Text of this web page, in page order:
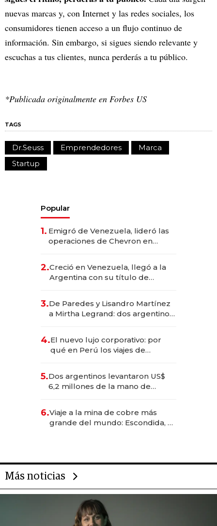
nuevas marcas y, con Internet y las redes sociales, los
consumidores tienen acceso a un flujo continuo de
información. Sin embargo, si sigues siendo relevante y
escuchas a tus clientes, nunca perderás a tu público.
*Publicada originalmente en Forbes US
TAGS
Dr.Seuss Emprendedores
Marca
Startup
Popular
1. Emigró de Venezuela, lideró las
operaciones de Chevron en
2.Creció en Venezuela, llegó a la
Argentina con su título de
las marcas "fast premium"
3.De Paredes y Lisandro Martínez
a Mirtha Legrand: dos argentinos
4.El nuevo lujo corporativo: por
qué en Perú los viajes de
transformadoras
5.Dos argentinos levantaron US$
6,2 millones de la mano de
6.Viaje a la mina de cobre más
grande del mundo: Escondida, el
Más noticias